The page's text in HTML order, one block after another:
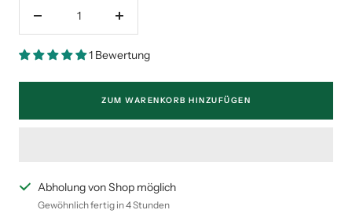
Menge
1 Bewertung
ZUM WARENKORB HINZUFÜGEN
Abholung von Shop möglich
Gewöhnlich fertig in 4 Stunden